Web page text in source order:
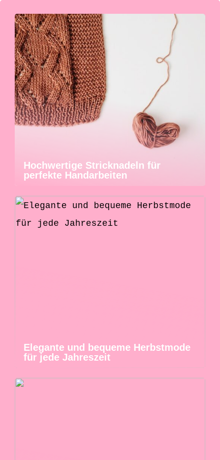
Hochwertige Stricknadeln für
perfekte Handarbeiten
Elegante und bequeme Herbstmode
für jede Jahreszeit